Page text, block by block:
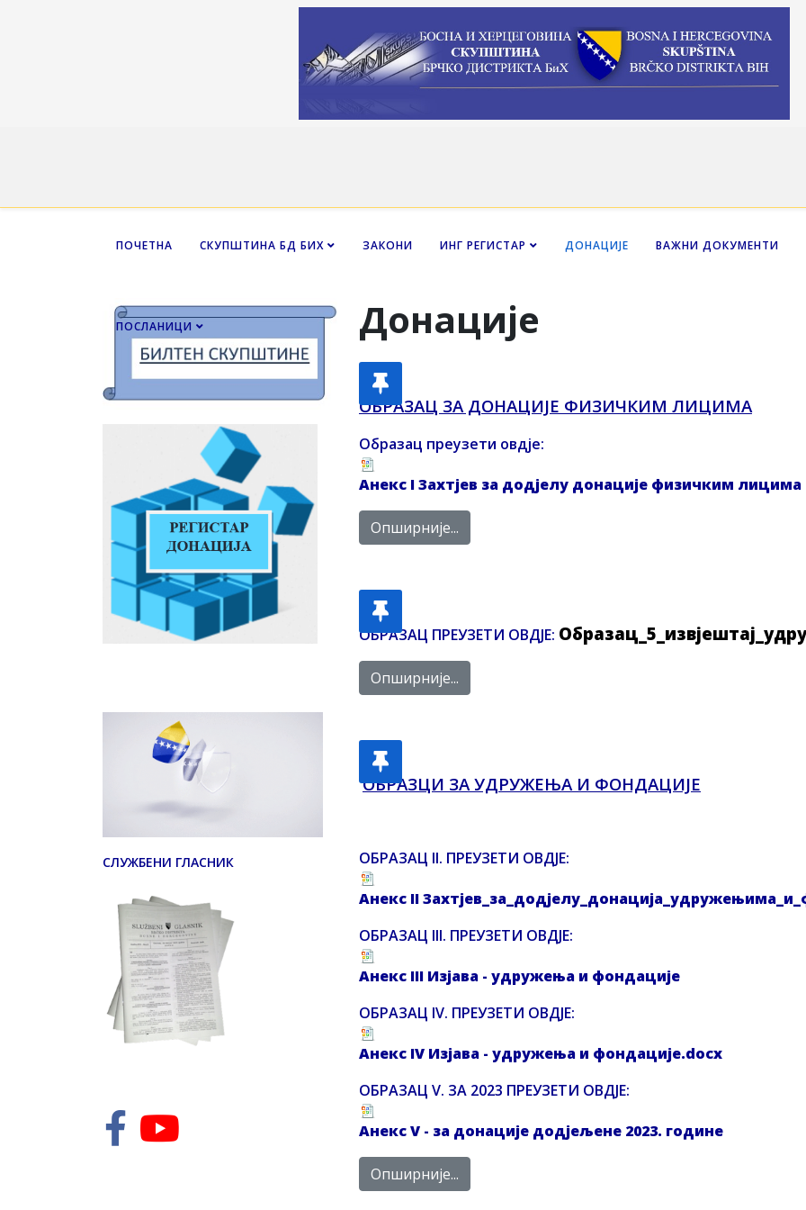
ПОЧЕТНА СКУПШТИНА БД БИХ ЗАКОНИ ИНГ РЕГИСТАР ДОНАЦИЈЕ ВАЖНИ ДОКУМЕНТИ
ПОСЛАНИЦИ
СЛУЖБЕНИ ГЛАСНИК
Донације
ОБРАЗАЦ ЗА ДОНАЦИЈЕ ФИЗИЧКИМ ЛИЦИМА
Образац преузети овдје:
Анекс I Захтјев за додјелу донације физичким лицима
Опширније...
ОБРАЗАЦ ПРЕУЗЕТИ ОВДЈЕ:
Опширније...
OБРАЗЦИ ЗА УДРУЖЕЊА И ФОНДАЦИЈЕ
OБРАЗАЦ II. ПРЕУЗЕТИ ОВДЈЕ:
Aнекс II
OБРАЗАЦ III. ПРЕУЗЕТИ ОВДЈЕ:
Aнекс III Изјава - удружења и фондације
OБРАЗАЦ IV. ПРЕУЗЕТИ ОВДЈЕ:
Aнекс IV Изјава - удружења и фондације.docx
ОБРАЗАЦ V. ЗA 2023 ПРЕУЗЕТИ ОВДЈЕ:
Aнекс V - за донације додјељене 2023. године
Опширније...